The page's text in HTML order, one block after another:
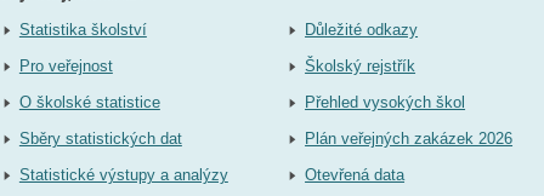
Statistika školství
Pro veřejnost
O školské statistice
Sběry statistických dat
Statistické výstupy a analýzy
Důležité odkazy
Školský rejstřík
Přehled vysokých škol
Plán veřejných zakázek 2026
Otevřená data